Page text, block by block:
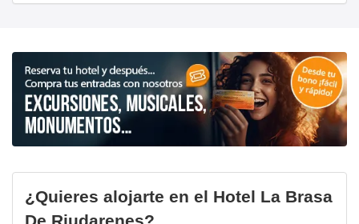
¿Quieres alojarte en el Hotel La Brasa